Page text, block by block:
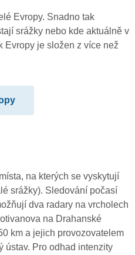
Evropy. Snadno tak
srážky nebo kde aktuálně v
Evropy je složen z více než
na kterých se vyskytují
srážky). Sledování počasí
dva radary na vrcholech
na Drahanské
km a jejich provozovatelem
ústav. Pro odhad intenzity